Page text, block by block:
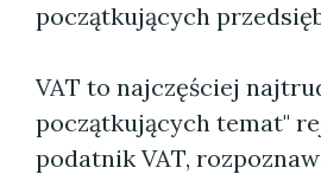
początkujących
VAT to najczęściej
początkujących temat"
podatnik VAT,